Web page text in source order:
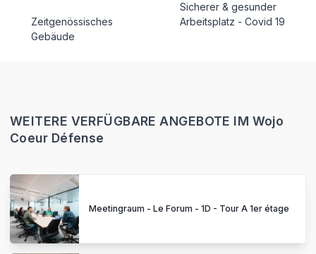
Zeitgenössisches
Gebäude
Sicherer & gesunder
Arbeitsplatz - Covid 19
WEITERE VERFÜGBARE ANGEBOTE IM Wojo
Coeur Défense
Meetingraum - Le Forum - 1D - Tour A 1er étage